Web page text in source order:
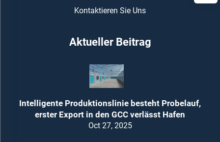
Kontaktieren Sie Uns
Aktueller Beitrag
Intelligente Produktionslinie besteht Probelauf,
erster Export in den GCC verlässt Hafen
Oct 27, 2025